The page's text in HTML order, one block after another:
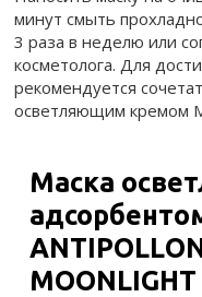
минут смыть
3 раза в неделю или
косметолога. Для
рекомендуется
осветляющим кремом
Маска